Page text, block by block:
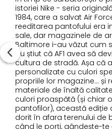
istoriei Nike - seria
1984, care a salvat Air
reeditarea pantofului era
sale, dar magazinele de
Baltimore i-au văzut cum
au știut că AF1 avea să
cultura de stradă. Așa că
personalizate cu culori
propriile lor magazine... și
materiale de înaltă
culori proaspătă (și chiar
pantofilor), această ediție
dorit în afara terenului de
când le porți, gândește-te